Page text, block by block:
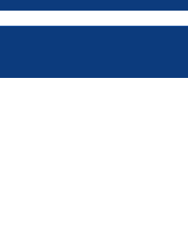
Завадського
і адміністрування"